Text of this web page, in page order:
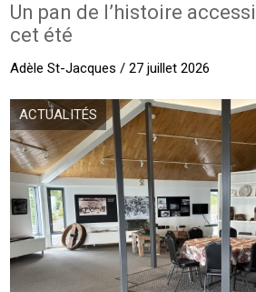
Un pan de l’histoire
cet été
Adèle St-Jacques / 27 juillet 2026
ACTUALITÉS